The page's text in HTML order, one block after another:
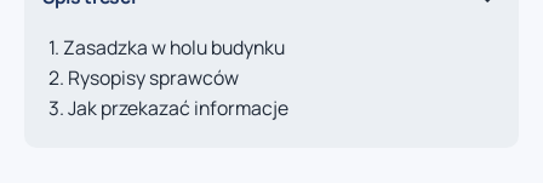
Zasadzka w holu budynku
Rysopisy sprawców
Jak przekazać informacje